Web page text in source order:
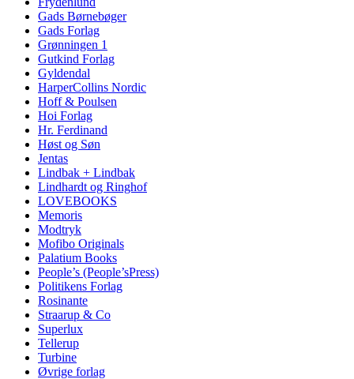
Gads Børnebøger
Gads Forlag
Grønningen 1
Gutkind Forlag
Gyldendal
HarperCollins Nordic
Hoff & Poulsen
Hoi Forlag
Hr. Ferdinand
Høst og Søn
Jentas
Lindbak + Lindbak
Lindhardt og Ringhof
LOVEBOOKS
Memoris
Modtryk
Mofibo Originals
Palatium Books
People’s (People’sPress)
Politikens Forlag
Rosinante
Straarup & Co
Superlux
Tellerup
Turbine
Øvrige forlag